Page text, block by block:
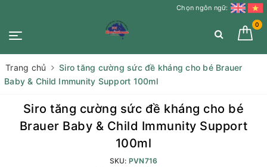
Chọn ngôn ngữ:
0
Trang chủ
Siro tăng cường sức đề kháng cho bé Brauer
Baby & Child Immunity Support 100ml
Siro tăng cường sức đề kháng cho bé
Brauer Baby & Child Immunity Support
100ml
SKU: PVN716